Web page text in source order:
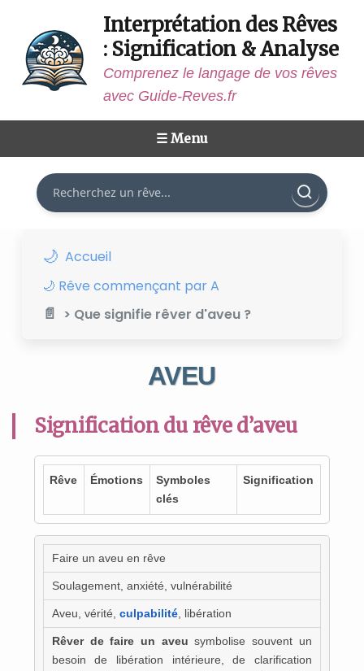
Interprétation des Rêves
: Signification & Analyse
Comprenez le langage de vos rêves
avec Guide-Reves.fr
☰ Menu
Rechercher
Accueil
🌙 Rêve commençant par A
> Que signifie rêver d'aveu ?
AVEU
Signification du rêve d’aveu
Rêve Émotions
Symboles
clés
Signification
Faire un aveu en rêve
Soulagement, anxiété, vulnérabilité
Aveu, vérité, culpabilité, libération
Rêver de faire un aveu symbolise souvent un
besoin de libération intérieure, de clarification